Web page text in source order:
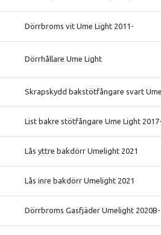
Dörrbroms vit Ume Light 2011-
Dörrhållare Ume Light
Skrapskydd bakstötfångare svart
List bakre stötfångare Ume Light 2017-
Lås yttre bakdörr Umelight 2021
Lås inre bakdörr Umelight 2021
Dörrbroms Gasfjäder Umelight 2020B-